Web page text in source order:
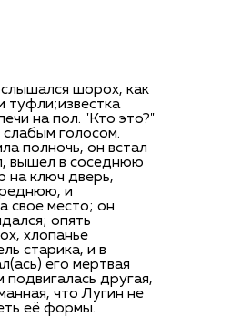
шорох, как
туфли;известка
на пол. "Кто это?"
голосом.
полночь, он встал
вышел в соседнюю
на ключ дверь,
и
свое место; он
опять
хлопанье
старика, и в
его мертвая
подвигалась другая,
что Лугин не
её формы.